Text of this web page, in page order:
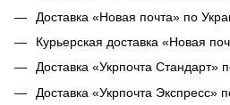
Доставка «Новая почта» по
Курьерская доставка «Новая
Доставка «Укрпочта Стандарт»
Доставка «Укрпочта Экспресс»